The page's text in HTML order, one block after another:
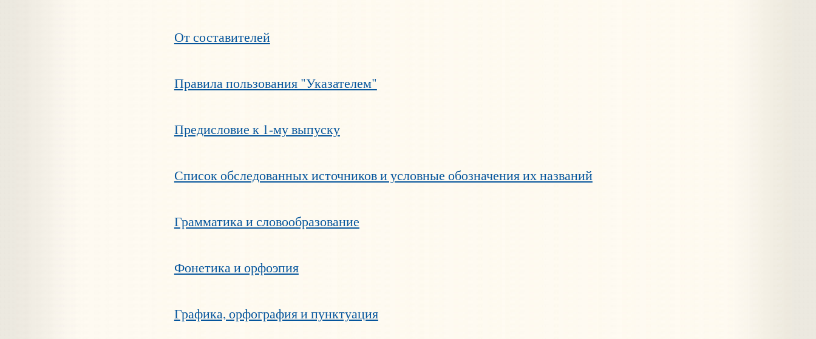
От составителей
Правила пользования "Указателем"
Предисловие к 1-му выпуску
Список обследованных источников и условные обозначения их названий
Грамматика и словообразование
Фонетика и орфоэпия
Графика, орфография и пунктуация